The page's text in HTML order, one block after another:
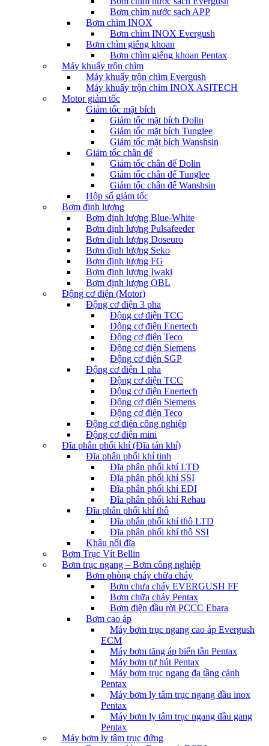
Bơm chìm nước sạch APP
Bơm chìm INOX
Bơm chìm INOX Evergush
Bơm chìm giếng khoan
Bơm chìm giếng khoan Pentax
Máy khuấy trộn chìm
Máy khuấy trộn chìm Evergush
Máy khuấy trộn chìm INOX ASITECH
Motor giảm tốc
Giảm tốc mặt bích
Giảm tốc mặt bích Dolin
Giảm tốc mặt bích Tunglee
Giảm tốc mặt bích Wanshsin
Giảm tốc chân đế
Giảm tốc chân đế Dolin
Giảm tốc chân đế Tunglee
Giảm tốc chân đế Wanshsin
Hộp số giảm tốc
Bơm định lượng
Bơm định lượng Blue-White
Bơm định lượng Pulsafeeder
Bơm định lượng Doseuro
Bơm định lượng Seko
Bơm định lượng FG
Bơm định lượng Iwaki
Bơm định lượng OBL
Động cơ điện (Motor)
Động cơ điện 3 pha
Động cơ điện TCC
Động cơ điện Enertech
Động cơ điện Teco
Động cơ điện Siemens
Động cơ điện SGP
Động cơ điện 1 pha
Động cơ điện TCC
Động cơ điện Enertech
Động cơ điện Siemens
Động cơ điện Teco
Động cơ điện công nghiệp
Động cơ điện mini
Đĩa phân phối khí (Đĩa tán khí)
Đĩa phân phối khí tinh
Đĩa phân phối khí LTD
Đĩa phân phối khí SSI
Đĩa phân phối khí EDI
Đĩa phân phối khí Rehau
Đĩa phân phối khí thô
Đĩa phân phối khí thô LTD
Đĩa phân phối khí thô SSI
Khâu nối đĩa
Bơm Trục Vít Bellin
Bơm trục ngang – Bơm công nghiệp
Bơm phòng cháy chữa cháy
Bơm chưa cháy EVERGUSH FF
Bơm chữa cháy Pentax
Bơm điện đầu rời PCCC Ebara
Bơm cao áp
Máy bơm trục ngang cao áp Evergush
ECM
Máy bơm tăng áp biến tần Pentax
Máy bơm tự hút Pentax
Máy bơm trục ngang đa tầng cánh
Pentax
Máy bơm ly tâm trục ngang đầu inox
Pentax
Máy bơm ly tâm trục ngang đầu gang
Pentax
Máy bơm ly tâm trục đứng